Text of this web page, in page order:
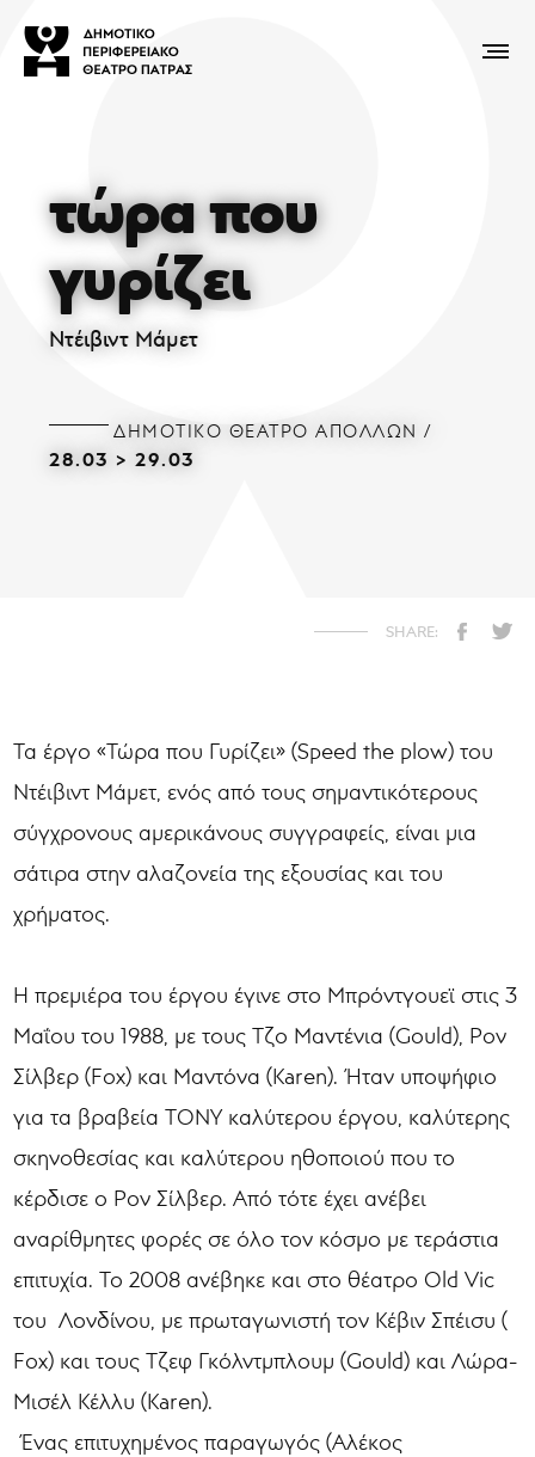
τώρα που
γυρίζει
Ντέιβιντ Μάμετ
ΔΗΜΟΤΙΚΌ ΘΈΑΤΡΟ ΑΠΌΛΛΩΝ
28.03 >29.03
Τα έργο «Τώρα που Γυρίζει» (Speed the plow) του
Ντέιβιντ Μάμετ, ενός από τους σημαντικότερους
σύγχρονους αμερικάνους συγγραφείς, είναι μια
σάτιρα στην αλαζονεία της εξουσίας και του
χρήματος.
Η πρεμιέρα του έργου έγινε στο Μπρόντγουεϊ στις 3
Μαΐου του 1988, με τους Τζο Μαντένια (Gould), Ρον
Σίλβερ (Fox) και Μαντόνα (Karen). Ήταν υποψήφιο
για τα βραβεία ΤΟΝΥ καλύτερου έργου, καλύτερης
σκηνοθεσίας και καλύτερου ηθοποιού που το
κέρδισε ο Ρον Σίλβερ. Από τότε έχει ανέβει
αναρίθμητες φορές σε όλο τον κόσμο με τεράστια
επιτυχία. Το 2008 ανέβηκε και στο θέατρο Old Vic
του Λονδίνου, με πρωταγωνιστή τον Κέβιν Σπέισυ (
Fox) και τους Τζεφ Γκόλντμπλουμ (Gould) και Λώρα-
Μισέλ Κέλλυ (Karen).
Ένας επιτυχημένος παραγωγός (Αλέκος